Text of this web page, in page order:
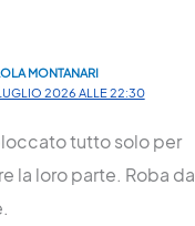
MONTANARI
2026 ALLE 22:30
tutto solo per
la loro parte. Roba da